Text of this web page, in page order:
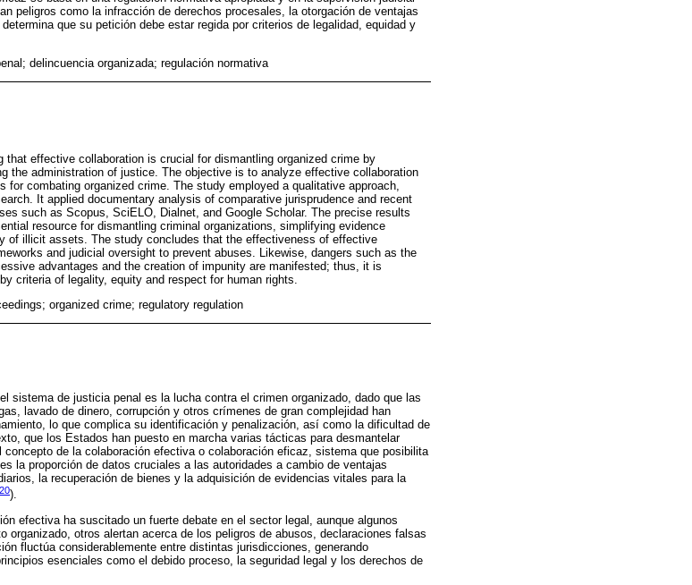
peligros como la infracción de derechos procesales, la otorgación de ventajas
que su petición debe estar regida por criterios de legalidad, equidad y
delincuencia organizada; regulación normativa
effective collaboration is crucial for dismantling organized crime by
the administration of justice. The objective is to analyze effective collaboration
for combating organized crime. The study employed a qualitative approach,
It applied documentary analysis of comparative jurisprudence and recent
such as Scopus, SciELO, Dialnet, and Google Scholar. The precise results
resource for dismantling criminal organizations, simplifying evidence
of illicit assets. The study concludes that the effectiveness of effective
and judicial oversight to prevent abuses. Likewise, dangers such as the
advantages and the creation of impunity are manifested; thus, it is
criteria of legality, equity and respect for human rights.
organized crime; regulatory regulation
sistema de justicia penal es la lucha contra el crimen organizado, dado que las
lavado de dinero, corrupción y otros crímenes de gran complejidad han
lo que complica su identificación y penalización, así como la dificultad de
que los Estados han puesto en marcha varias tácticas para desmantelar
de la colaboración efectiva o colaboración eficaz, sistema que posibilita
la proporción de datos cruciales a las autoridades a cambio de ventajas
la recuperación de bienes y la adquisición de evidencias vitales para la
).
efectiva ha suscitado un fuerte debate en el sector legal, aunque algunos
organizado, otros alertan acerca de los peligros de abusos, declaraciones falsas
fluctúa considerablemente entre distintas jurisdicciones, generando
esenciales como el debido proceso, la seguridad legal y los derechos de